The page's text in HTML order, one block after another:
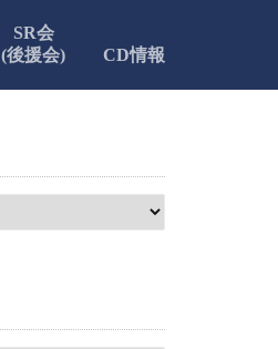
SR会
(後援会)
CD情報